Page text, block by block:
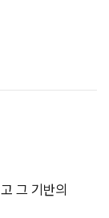
그 기반의